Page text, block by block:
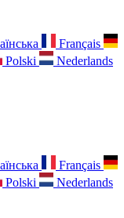
Français
Polski Nederlands
Français
Polski
Nederlands